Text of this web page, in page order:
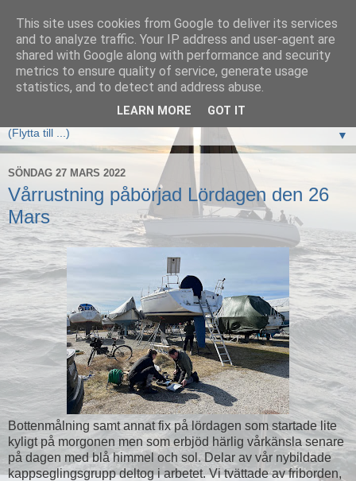
Elan333 Vilja
www.elan333.se - en blogg om båten, seglingar, havet och
allt som hör därtill
▼
SÖNDAG 27 MARS 2022
Vårrustning påbörjad Lördagen den 26
Mars
Bottenmålning samt annat fix på lördagen som startade lite
kyligt på morgonen men som erbjöd härlig vårkänsla senare
på dagen med blå himmel och sol. Delar av vår nybildade
kappseglingsgrupp deltog i arbetet. Vi tvättade av friborden,
This site uses cookies from Google to deliver its services
and to analyze traffic. Your IP address and user-agent are
shared with Google along with performance and security
metrics to ensure quality of service, generate usage
statistics, and to detect and address abuse.
LEARN MORE GOT IT